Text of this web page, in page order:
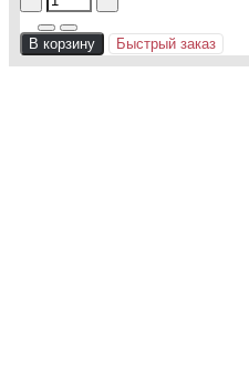
В корзину Быстрый заказ